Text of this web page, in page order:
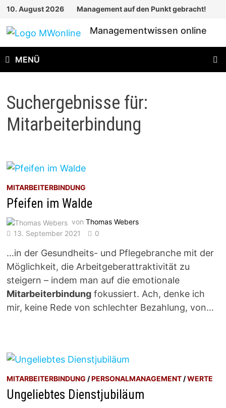
Zum
springen
10. August 2026 Management auf den Punkt gebracht!
Managementwissen online
MENÜ
Suchergebnisse für:
Mitarbeiterbindung
MITARBEITERBINDUNG
Pfeifen im Walde
vonThomas Webers
13. September 2021
0
…in der Gesundheits- und Pflegebranche mit der
Möglichkeit, die Arbeitgeberattraktivität zu
steigern – indem man auf die emotionale
Mitarbeiterbindung fokussiert. Ach, denke ich
mir, keine Rede von schlechter Bezahlung, von…
MITARBEITERBINDUNG /PERSONALMANAGEMENT/WERTE
Ungeliebtes Dienstjubiläum